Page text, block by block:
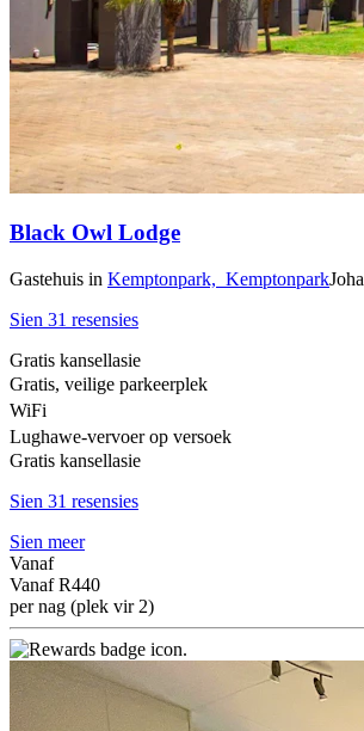
Black Owl Lodge
Gastehuis in Kemptonpark, Kemptonpark
Sien 31 resensies
Gratis kansellasie
Gratis, veilige parkeerplek
WiFi
Lughawe-vervoer op versoek
Gratis kansellasie
Sien 31 resensies
Sien meer
Vanaf
Vanaf R440
per nag (plek vir 2)